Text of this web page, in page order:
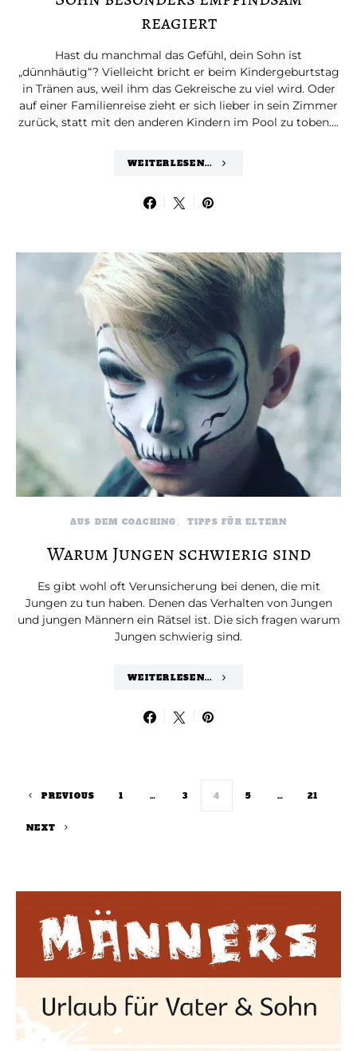
reagiert
Hast du manchmal das Gefühl, dein Sohn ist
„dünnhäutig“? Vielleicht bricht er beim Kindergeburtstag
in Tränen aus, weil ihm das Gekreische zu viel wird. Oder
auf einer Familienreise zieht er sich lieber in sein Zimmer
zurück, statt mit den anderen Kindern im Pool zu toben….
WEITERLESEN...
AUS DEM COACHING TIPPS FÜR ELTERN
Warum Jungen schwierig sind
Es gibt wohl oft Verunsicherung bei denen, die mit
Jungen zu tun haben. Denen das Verhalten von Jungen
und jungen Männern ein Rätsel ist. Die sich fragen warum
Jungen schwierig sind.
WEITERLESEN...
PREVIOUS 1 … 3 4 5 … 21
NEXT